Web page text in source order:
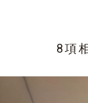
8項